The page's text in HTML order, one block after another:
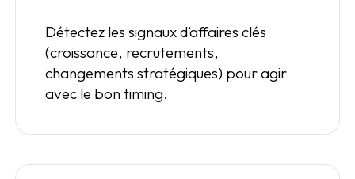
Détectez les signaux d’affaires clés
(croissance, recrutements,
changements stratégiques) pour agir
avec le bon timing.